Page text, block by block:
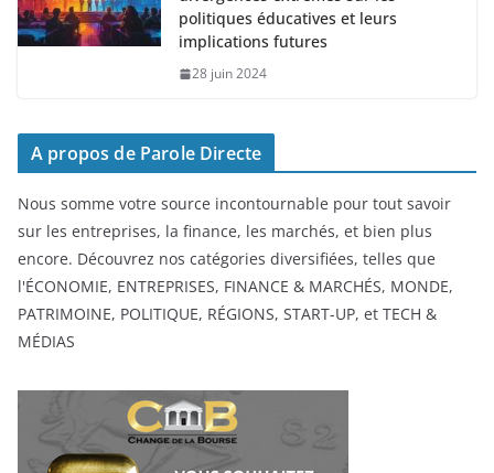
politiques éducatives et leurs
implications futures
28 juin 2024
A propos de Parole Directe
Nous somme votre source incontournable pour tout savoir
sur les entreprises, la finance, les marchés, et bien plus
encore. Découvrez nos catégories diversifiées, telles que
l'ÉCONOMIE, ENTREPRISES, FINANCE & MARCHÉS, MONDE,
PATRIMOINE, POLITIQUE, RÉGIONS, START-UP, et TECH &
MÉDIAS